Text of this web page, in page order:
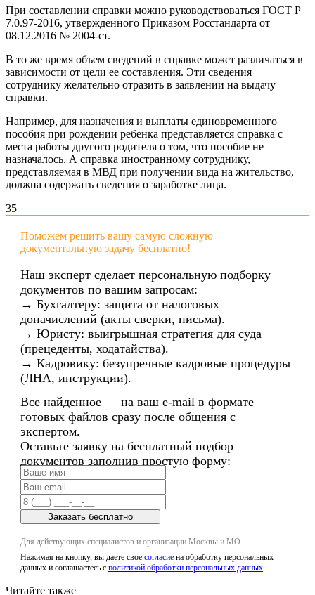
При составлении справки можно руководствоваться ГОСТ Р
7.0.97-2016, утвержденного Приказом Росстандарта от
08.12.2016 № 2004-ст.
В то же время объем сведений в справке может различаться в
зависимости от цели ее составления. Эти сведения
сотруднику желательно отразить в заявлении на выдачу
справки.
Например, для назначения и выплаты единовременного
пособия при рождении ребенка представляется справка с
места работы другого родителя о том, что пособие не
назначалось. А справка иностранному сотруднику,
представляемая в МВД при получении вида на жительство,
должна содержать сведения о заработке лица.
35
Поможем решить вашу самую сложную
документальную задачу бесплатно!
Наш эксперт сделает персональную подборку
документов по вашим запросам:
→ Бухгалтеру: защита от налоговых
доначислений (акты сверки, письма).
→ Юристу: выигрышная стратегия для суда
(прецеденты, ходатайства).
→ Кадровику: безупречные кадровые процедуры
(ЛНА, инструкции).
Все найденное — на ваш e-mail в формате
готовых файлов сразу после общения с
экспертом.
Оставьте заявку на бесплатный подбор
документов заполнив простую форму:
Заказать бесплатно
Для действующих специалистов и организации Москвы и МО
Нажимая на кнопку, вы даете свое согласие на обработку персональных
данных и соглашаетесь с политикой обработки персональных данных
Читайте также